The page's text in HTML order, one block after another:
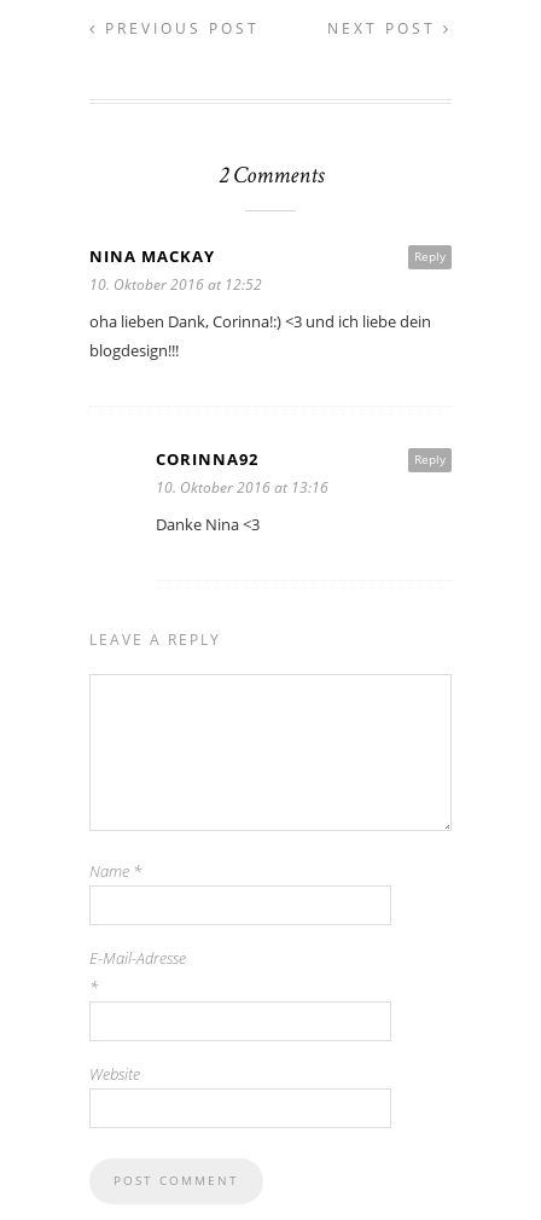
PREVIOUS POST NEXT POST
2 Comments
Reply
NINA MACKAY
10. Oktober 2016 at 12:52
oha lieben Dank, Corinna!:) <3 und ich liebe dein
blogdesign!!!
Reply
CORINNA92
10. Oktober 2016 at 13:16
Danke Nina <3
LEAVE A REPLY
Name *
E-Mail-Adresse
*
Website